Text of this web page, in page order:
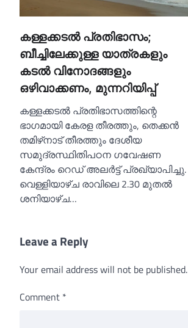
കള്ളക്കടല്‍ പ്രതിഭാസം;
ബീച്ചിലേക്കുള്ള യാത്രകളും
കടല്‍ വിനോദങ്ങളും
ഒഴിവാക്കണം, മുന്നറിയിപ്പ്
കള്ളക്കടല്‍ പ്രതിഭാസത്തിന്റെ
ഭാഗമായി കേരള തീരത്തും, തെക്കൻ
തമിഴ്‌നാട് തീരത്തും ദേശീയ
സമുദ്രസ്ഥിതിപഠന ഗവേഷണ
കേന്ദ്രം റെഡ് അലർട്ട് പ്രഖ്യാപിച്ചു.
വെള്ളിയാഴ്ച രാവിലെ 2.30 മുതല്‍
ശനിയാഴ്ച…
Leave a Reply
Your email address will not be published.
Comment *